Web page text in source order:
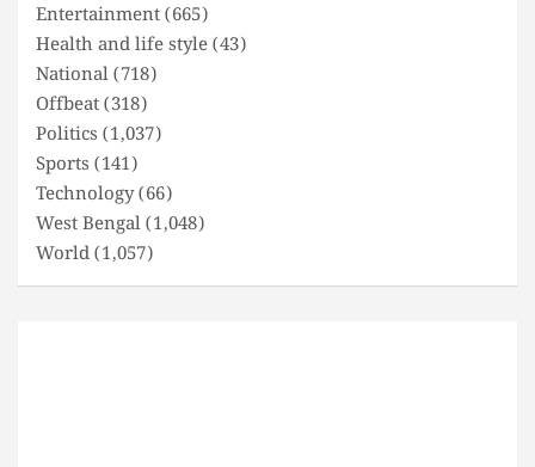
Entertainment(665)
Health and life style(43)
National(718)
Offbeat(318)
Politics (1,037)
Sports (141)
Technology(66)
West Bengal(1,048)
World(1,057)